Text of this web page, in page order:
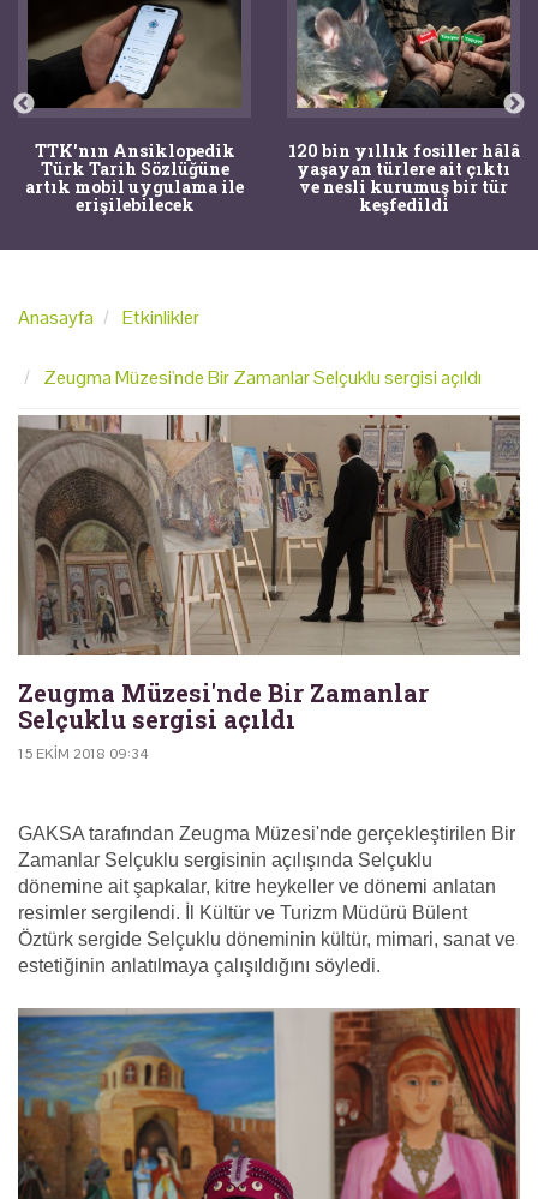
TTK'nın Ansiklopedik
Türk Tarih Sözlüğüne
artık mobil uygulama ile
erişilebilecek
120 bin yıllık fosiller hâlâ
yaşayan türlere ait çıktı
ve nesli kurumuş bir tür
keşfedildi
Anasayfa Etkinlikler
Zeugma Müzesi'nde Bir Zamanlar Selçuklu sergisi açıldı
Zeugma Müzesi'nde Bir Zamanlar
Selçuklu sergisi açıldı
15 EKIM 2018 09:34
GAKSA tarafından Zeugma Müzesi'nde gerçekleştirilen Bir
Zamanlar Selçuklu sergisinin açılışında Selçuklu
dönemine ait şapkalar, kitre heykeller ve dönemi anlatan
resimler sergilendi. İl Kültür ve Turizm Müdürü Bülent
Öztürk sergide Selçuklu döneminin kültür, mimari, sanat ve
estetiğinin anlatılmaya çalışıldığını söyledi.